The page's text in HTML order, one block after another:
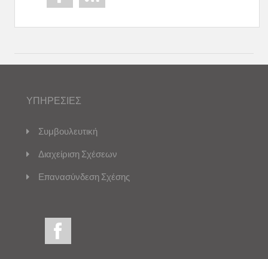
ΥΠΗΡΕΣΙΕΣ
Συμβουλευτική
Διαχείριση Σχέσεων
Επανασύνδεση Σχέσης